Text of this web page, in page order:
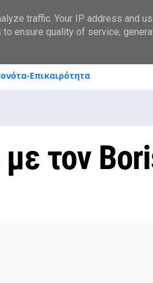
Επικαιρότητα
τον
traffic. Your IP address and
ensure quality of service,